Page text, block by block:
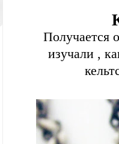
Получается
изучали ,